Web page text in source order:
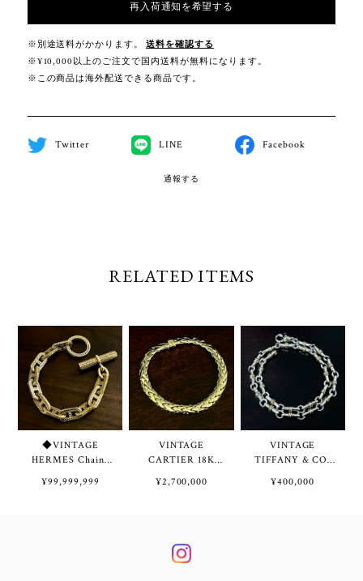
再入荷通知を希望する
※別途送料がかかります。
送料を確認する
※¥10,000以上のご注文で国内送料が無料になります。
※この商品は海外配送できる商品です。
Twitter LINE Facebook
通報する
RELATED ITEMS
◆VINTAGE
HERMES Chaine
Bracelet TGM 11
¥99,999,999
VINTAGE
CARTIER 18K
Chain Bracelet | ヴ
チェーン ブレスレ
ット
¥2,700,000
VINTAGE
TIFFANY & CO.
Necklace / W
¥400,000